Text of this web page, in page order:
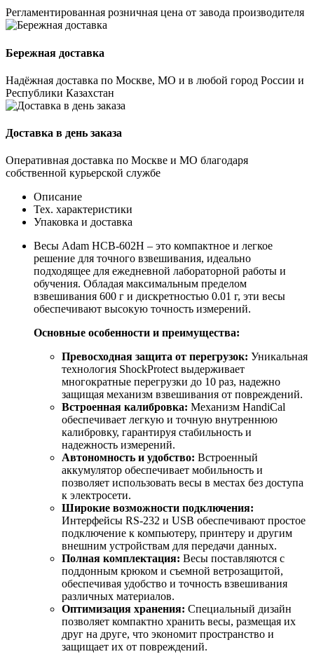
Регламентированная розничная цена от завода производителя
Бережная доставка
Надёжная доставка по Москве, МО и в любой город России и
Республики Казахстан
Доставка в день заказа
Оперативная доставка по Москве и МО благодаря
собственной курьерской службе
Описание
Тех. характеристики
Упаковка и доставка
Весы Adam HCB-602H – это компактное и легкое
решение для точного взвешивания, идеально
подходящее для ежедневной лабораторной работы и
обучения. Обладая максимальным пределом
взвешивания 600 г и дискретностью 0.01 г, эти весы
обеспечивают высокую точность измерений.
Основные особенности и преимущества:
Превосходная защита от перегрузок: Уникальная
технология ShockProtect выдерживает
многократные перегрузки до 10 раз, надежно
защищая механизм взвешивания от повреждений.
Встроенная калибровка: Механизм HandiCal
обеспечивает легкую и точную внутреннюю
калибровку, гарантируя стабильность и
надежность измерений.
Автономность и удобство: Встроенный
аккумулятор обеспечивает мобильность и
позволяет использовать весы в местах без доступа
к электросети.
Широкие возможности подключения:
Интерфейсы RS-232 и USB обеспечивают простое
подключение к компьютеру, принтеру и другим
внешним устройствам для передачи данных.
Полная комплектация: Весы поставляются с
поддонным крюком и съемной ветрозащитой,
обеспечивая удобство и точность взвешивания
различных материалов.
Оптимизация хранения: Специальный дизайн
позволяет компактно хранить весы, размещая их
друг на друге, что экономит пространство и
защищает их от повреждений.